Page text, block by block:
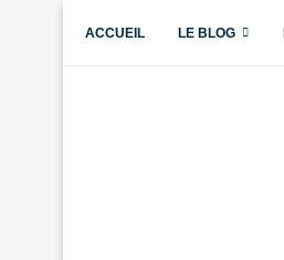
ACCUEIL LE BLOG